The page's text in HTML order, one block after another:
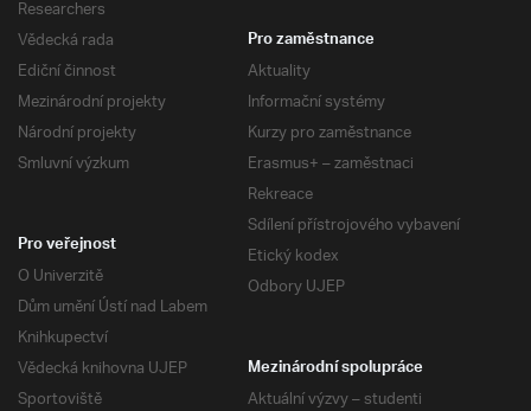
Researchers
Vědecká rada
Ediční činnost
Mezinárodní projekty
Národní projekty
Smluvní výzkum
Pro zaměstnance
Aktuality
Informační systémy
Kurzy pro zaměstnance
Erasmus+ – zaměstnaci
Rekreace
Sdílení přístrojového vybavení
Etický kodex
Odbory UJEP
Pro veřejnost
O Univerzitě
Dům umění Ústí nad Labem
Knihkupectví
Vědecká knihovna UJEP
Sportoviště
Mezinárodní spolupráce
Aktuální výzvy – studenti